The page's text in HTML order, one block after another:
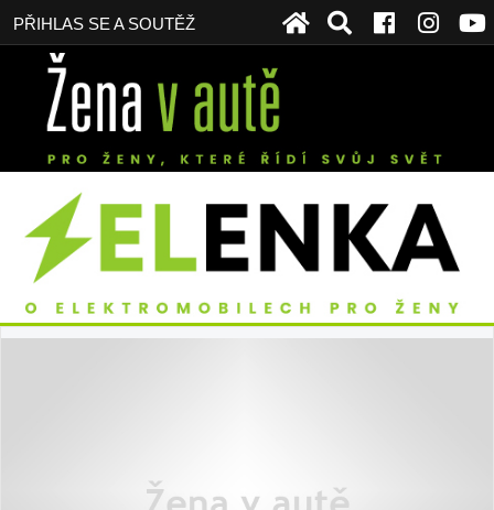
PŘIHLAS SE A SOUTĚŽ